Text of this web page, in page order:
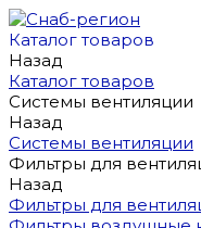
Каталог товаров
Назад
Каталог товаров
Системы вентиляции
Назад
Системы вентиляции
Фильтры для
Назад
Фильтры для